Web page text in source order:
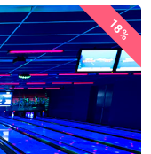
18%